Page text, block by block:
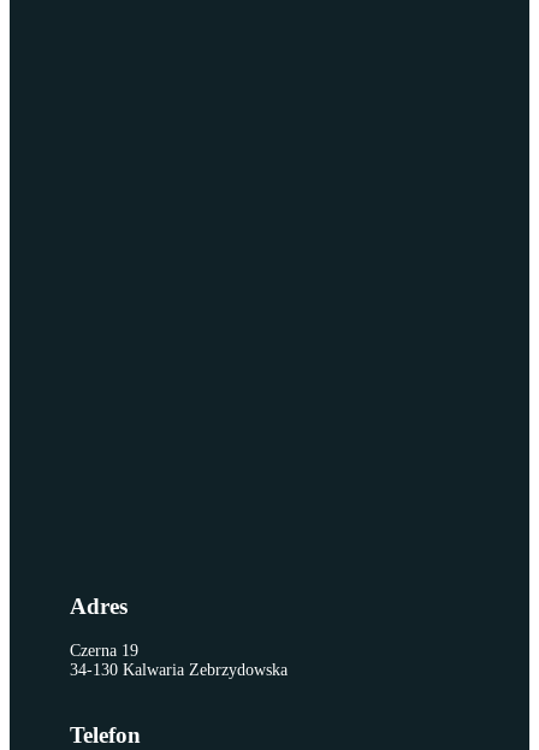
Adres
Czerna 19
34-130 Kalwaria Zebrzydowska
Telefon